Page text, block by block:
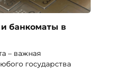
банкоматы в
– важная
государства